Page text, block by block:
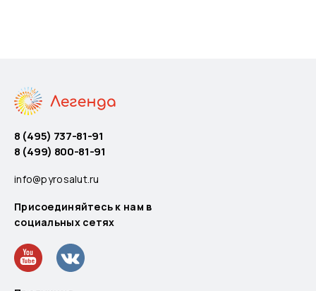
8 (495) 737-81-91
8 (499) 800-81-91
info@pyrosalut.ru
Присоединяйтесь к нам в
социальных сетях